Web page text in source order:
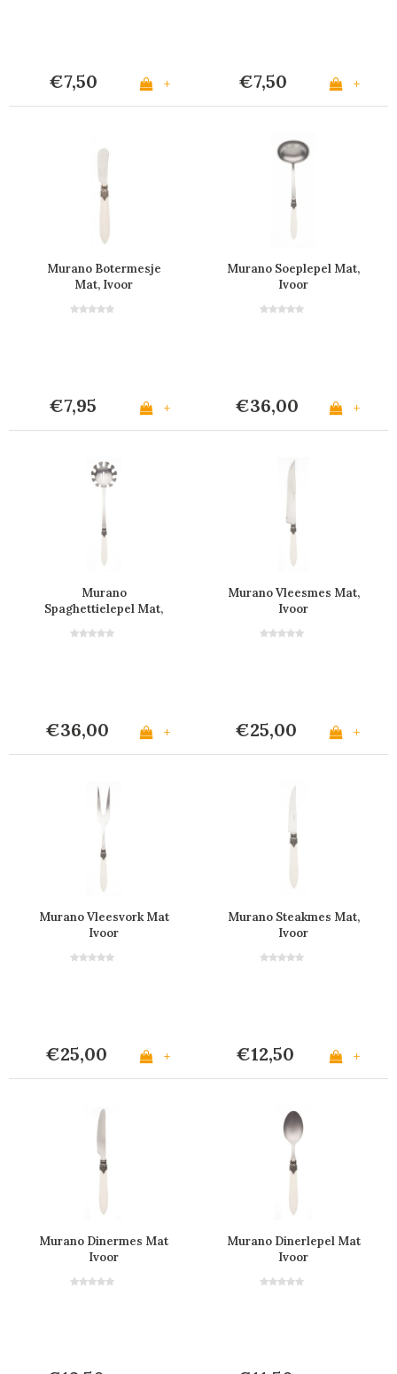
€7,50 + €7,50 +
Murano Botermesje
Mat, Ivoor
€7,95 +
Murano Soeplepel Mat,
Ivoor
€36,00 +
Murano
Spaghettielepel Mat,
€36,00 +
Murano Vleesmes Mat,
Ivoor
€25,00 +
Murano Vleesvork Mat
Ivoor
€25,00 +
Murano Steakmes Mat,
Ivoor
€12,50 +
Murano Dinermes Mat
Ivoor
Murano Dinerlepel Mat
Ivoor